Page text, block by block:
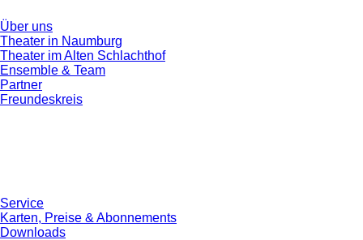
Über uns
Theater in Naumburg
Theater im Alten Schlachthof
Ensemble & Team
Partner
Freundeskreis
Service
Karten, Preise & Abonnements
Downloads